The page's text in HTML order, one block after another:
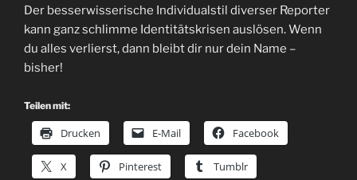
Der besserwisserische Individualstil diverser Reporter
kann ganz schlimme Identitätskrisen auslösen. Wenn
du alles verlierst, dann bleibt dir nur dein Name –
bisher!
Teilen mit:
Drucken E-Mail Facebook
X Pinterest Tumblr